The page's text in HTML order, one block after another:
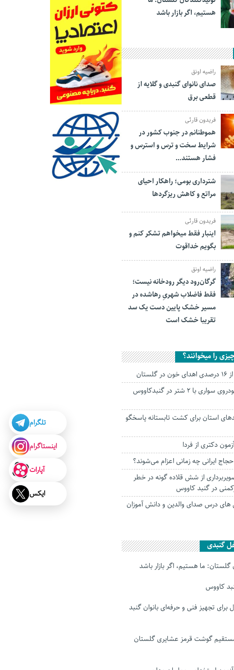
هستیم، اگر بازار باشد
راضیه اونق
صدای نانوای گنبدی و گلایه از
قطعی برق
فریدون قارئی
هموطنانم در جنوب کشور در
شرایط سخت و ترس و استرس و
فشار هستند…
شترداری بومی؛ راهکار احیای
مراتع و کاهش ریزگردها
فریدون قارئی
اینبار فقط میخواهم تشکر کنم و
بگویم خداقوت
راضیه اونق
گرگان‌رود دیگر رودخانه نیست؛
فقط فاضلاب شهریِ رهاشده در
مسیر خشک پایین دست یک سد
تقریبا خشک است
را میخوانند؟
تصادف دو خودروی سواری با ۲ شتر در گنبدکاووس
استان برای کشت تابستانه پاسخگو
دکتری از فردا
حجاج ایرانی چه زمانی اعزام می‌شوند؟
از شش قلاده گونه در خطر
در گنبد کاووس
درس صدای والدین و دانش آموزان
گنبدی
گلستان: ما هستیم، اگر بازار باشد
کاووس
برای تجهیز فنی و حرفه‌ای بانوان گنبد
گوشت قرمز عشایری گلستان
تلگرام
اینستاگرام
آپارات
ایکس